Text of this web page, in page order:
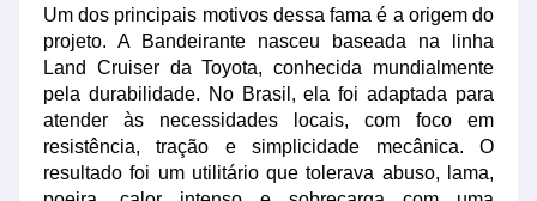
Um dos principais motivos dessa fama é a origem do
projeto. A Bandeirante nasceu baseada na linha
Land Cruiser da Toyota, conhecida mundialmente
pela durabilidade. No Brasil, ela foi adaptada para
atender às necessidades locais, com foco em
resistência, tração e simplicidade mecânica. O
resultado foi um utilitário que tolerava abuso, lama,